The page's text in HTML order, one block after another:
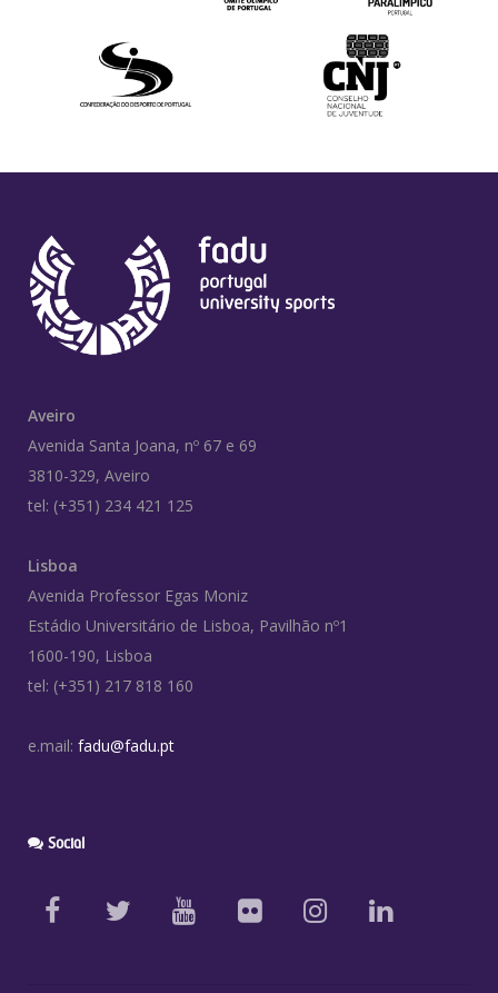
Aveiro
Avenida Santa Joana, nº 67 e 69
3810-329, Aveiro
tel: (+351) 234 421 125
Lisboa
Avenida Professor Egas Moniz
Estádio Universitário de Lisboa, Pavilhão nº1
1600-190, Lisboa
tel: (+351) 217 818 160
e.mail: fadu@fadu.pt
Social